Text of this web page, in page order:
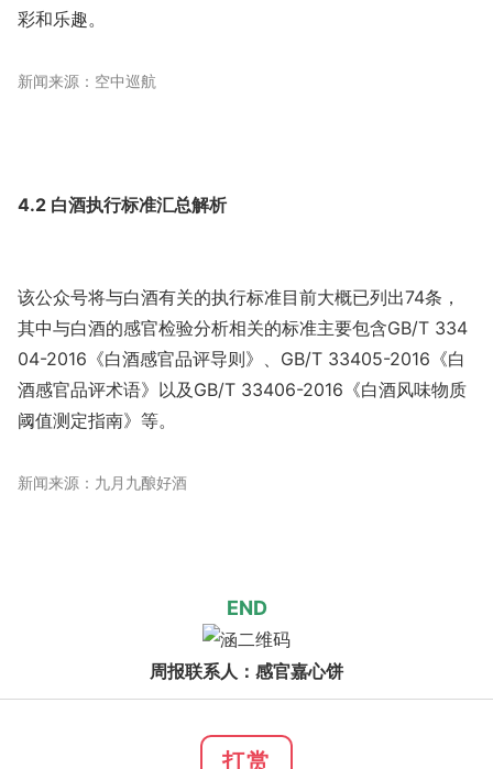
彩和乐趣。
新闻来源：空中巡航
4.2 白酒执行标准汇总解析
该公众号将与白酒有关的执行标准目前大概已列出74条，
其中与白酒的感官检验分析相关的标准主要包含GB/T 334
04-2016《白酒感官品评导则》、GB/T 33405-2016《白
酒感官品评术语》以及GB/T 33406-2016《白酒风味物质
阈值测定指南》等。
新闻来源：九月九酿好酒
END
周报联系人：感官嘉心饼
打赏